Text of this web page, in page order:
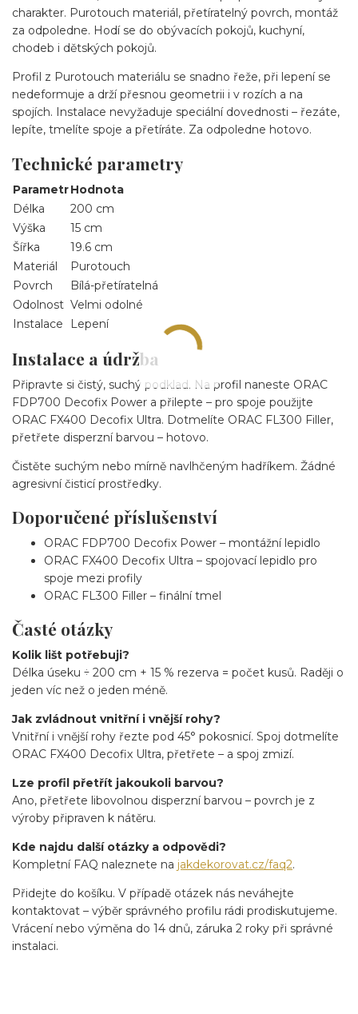
charakter. Purotouch materiál, přetíratelný povrch, montáž
za odpoledne. Hodí se do obývacích pokojů, kuchyní,
chodeb i dětských pokojů.
Profil z Purotouch materiálu se snadno řeže, při lepení se
nedeformuje a drží přesnou geometrii i v rozích a na
spojích. Instalace nevyžaduje speciální dovednosti – řezáte,
lepíte, tmelíte spoje a přetíráte. Za odpoledne hotovo.
Technické parametry
ParametrHodnota
Délka
200 cm
Výška
15 cm
Šířka
19.6 cm
Materiál
Purotouch
Povrch
Bílá-přetíratelná
Odolnost Velmi odolné
Instalace
Lepení
Instalace a údržba
Připravte si čistý, suchý podklad. Na profil naneste ORAC
FDP700 Decofix Power a přilepte – pro spoje použijte
ORAC FX400 Decofix Ultra. Dotmelíte ORAC FL300 Filler,
přetřete disperzní barvou – hotovo.
Čistěte suchým nebo mírně navlhčeným hadříkem. Žádné
agresivní čisticí prostředky.
Doporučené příslušenství
ORAC FDP700 Decofix Power – montážní lepidlo
ORAC FX400 Decofix Ultra – spojovací lepidlo pro
spoje mezi profily
ORAC FL300 Filler – finální tmel
Časté otázky
Kolik lišt potřebuji?
Délka úseku ÷ 200 cm + 15 % rezerva = počet kusů. Raději o
jeden víc než o jeden méně.
Jak zvládnout vnitřní i vnější rohy?
Vnitřní i vnější rohy řezte pod 45° pokosnicí. Spoj dotmelíte
ORAC FX400 Decofix Ultra, přetřete – a spoj zmizí.
Lze profil přetřít jakoukoli barvou?
Ano, přetřete libovolnou disperzní barvou – povrch je z
výroby připraven k nátěru.
Kde najdu další otázky a odpovědi?
Kompletní FAQ naleznete na jakdekorovat.cz/faq2.
Přidejte do košíku. V případě otázek nás neváhejte
kontaktovat – výběr správného profilu rádi prodiskutujeme.
Vrácení nebo výměna do 14 dnů, záruka 2 roky při správné
instalaci.